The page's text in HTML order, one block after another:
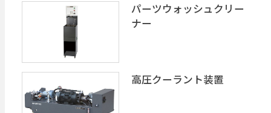
パーツウォッシュクリー
ナー
高圧クーラント装置